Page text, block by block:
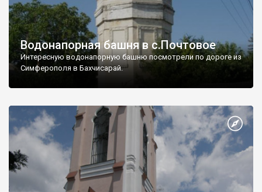
Водонапорная башня в с.Почтовое
Интересную водонапорную башню посмотрели по дороге из
Симферополя в Бахчисарай.